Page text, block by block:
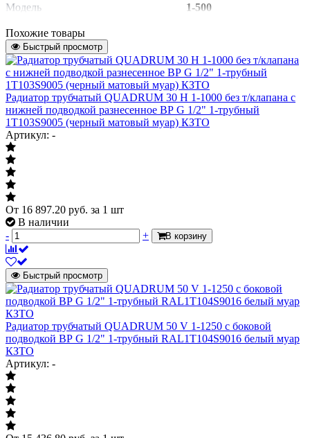
Модель
1-500
Тип подключения
Сторона подключения
Подключение к системе отопления
внутренняя резьба G
1/2"
Терморегулятор
без термостатического
клапана
Крепеж
Количество труб в одной секции
Цвет
Масса нетто
Страна происхождения
Количество секций
6 секций
Похожие товары
Быстрый просмотр
Радиатор трубчатый QUADRUM 30 H 1-1000 без т/клапана с
нижней подводкой разнесенное ВР G 1/2" 1-трубный
1T103S9005 (черный матовый муар) КЗТО
Артикул: -
От 16 897.20 руб. за 1 шт
В наличии
-
+ В корзину
Быстрый просмотр
Радиатор трубчатый QUADRUM 50 V 1-1250 с боковой
подводкой ВР G 1/2" 1-трубный RAL1Т104S9016 белый муар
КЗТО
Артикул: -